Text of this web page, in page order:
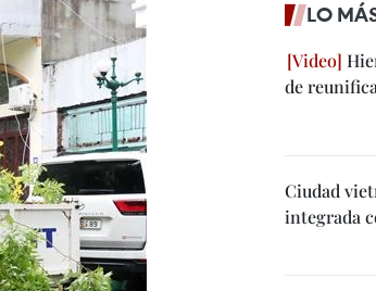
LO
de
Ciudad
integrada